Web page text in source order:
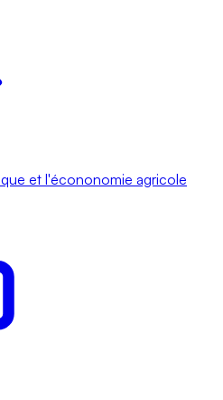
et l'écononomie agricole